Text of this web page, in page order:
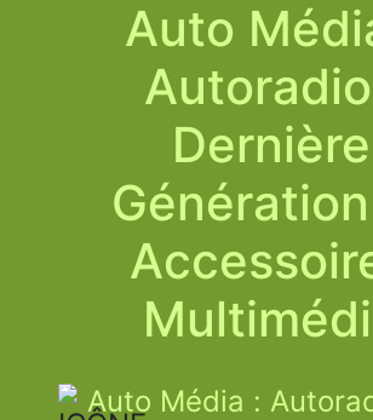
Auto
Dernière
Auto Média :